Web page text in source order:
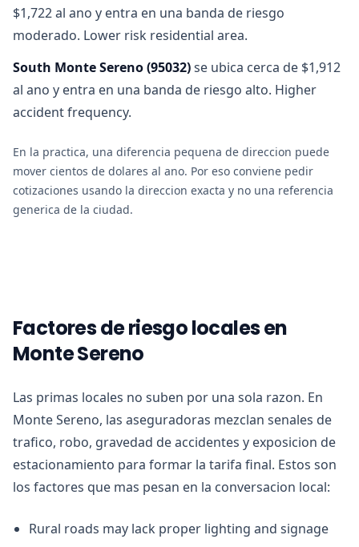
$1,722 al ano y entra en una banda de riesgo
moderado. Lower risk residential area.
South Monte Sereno(95032)se ubica cerca de $1,912
al ano y entra en una banda de riesgo alto. Higher
accident frequency.
En la practica, una diferencia pequena de direccion puede
mover cientos de dolares al ano. Por eso conviene pedir
cotizaciones usando la direccion exacta y no una referencia
generica de la ciudad.
Factores de riesgo locales en
Monte Sereno
Las primas locales no suben por una sola razon. En
Monte Sereno, las aseguradoras mezclan senales de
trafico, robo, gravedad de accidentes y exposicion de
estacionamiento para formar la tarifa final. Estos son
los factores que mas pesan en la conversacion local:
Rural roads may lack proper lighting and signage